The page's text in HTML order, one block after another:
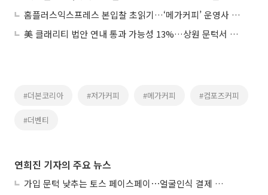
홈플러스익스프레스 본입찰 초읽기…‘메가커피’ 운영사 승기 잡나
美 클래리티 법안 연내 통과 가능성 13%…상원 문턱서 제동
#더본코리아 #저가커피 #메가커피 #컴포즈커피
#더벤티
연희진 기자의 주요 뉴스
가입 문턱 낮추는 토스 페이스페이⋯얼굴인식 결제 확산 속도낸다